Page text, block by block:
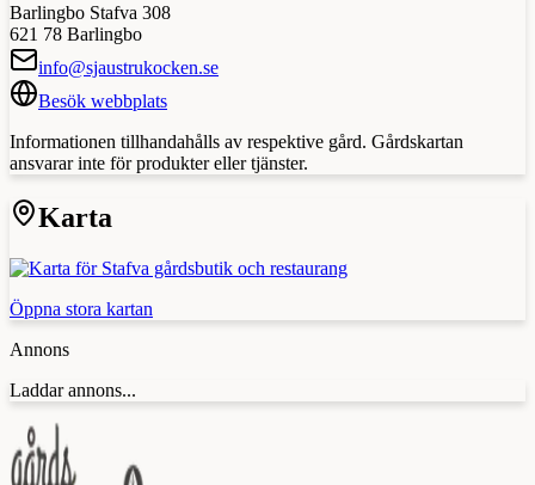
Barlingbo Stafva 308
621 78 Barlingbo
info@sjaustrukocken.se
Besök webbplats
Informationen tillhandahålls av respektive gård. Gårdskartan
ansvarar inte för produkter eller tjänster.
Karta
Öppna stora kartan
Annons
Laddar annons...